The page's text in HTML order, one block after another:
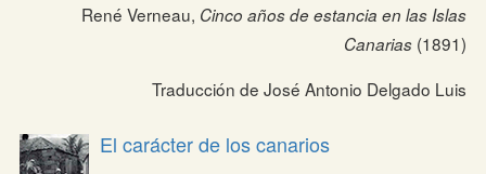
René Verneau, Cinco años de estancia en las Islas
Canarias (1891)
Traducción de José Antonio Delgado Luis
El carácter de los canarios